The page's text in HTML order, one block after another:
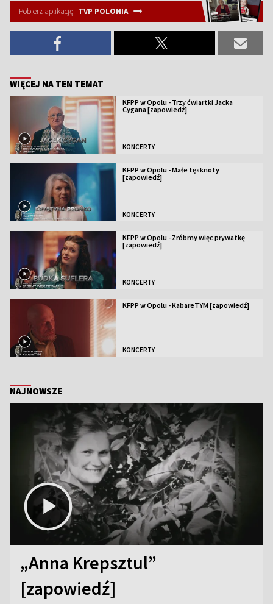
Pobierz aplikację TVP POLONIA
WIĘCEJ NA TEN TEMAT
KFPP w Opolu - Trzy ćwiartki Jacka
Cygana [zapowiedź]
KONCERTY
KFPP w Opolu - Małe tęsknoty
[zapowiedź]
KONCERTY
KFPP w Opolu - Zróbmy więc prywatkę
[zapowiedź]
KONCERTY
KFPP w Opolu - KabareTYM [zapowiedź]
KONCERTY
NAJNOWSZE
„Anna Krepsztul”
[zapowiedź]